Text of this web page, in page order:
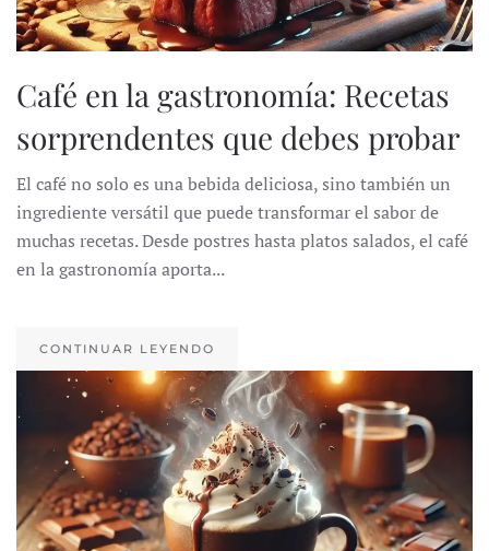
Café en la gastronomía: Recetas
sorprendentes que debes probar
El café no solo es una bebida deliciosa, sino también un
ingrediente versátil que puede transformar el sabor de
muchas recetas. Desde postres hasta platos salados, el café
en la gastronomía aporta...
CONTINUAR LEYENDO